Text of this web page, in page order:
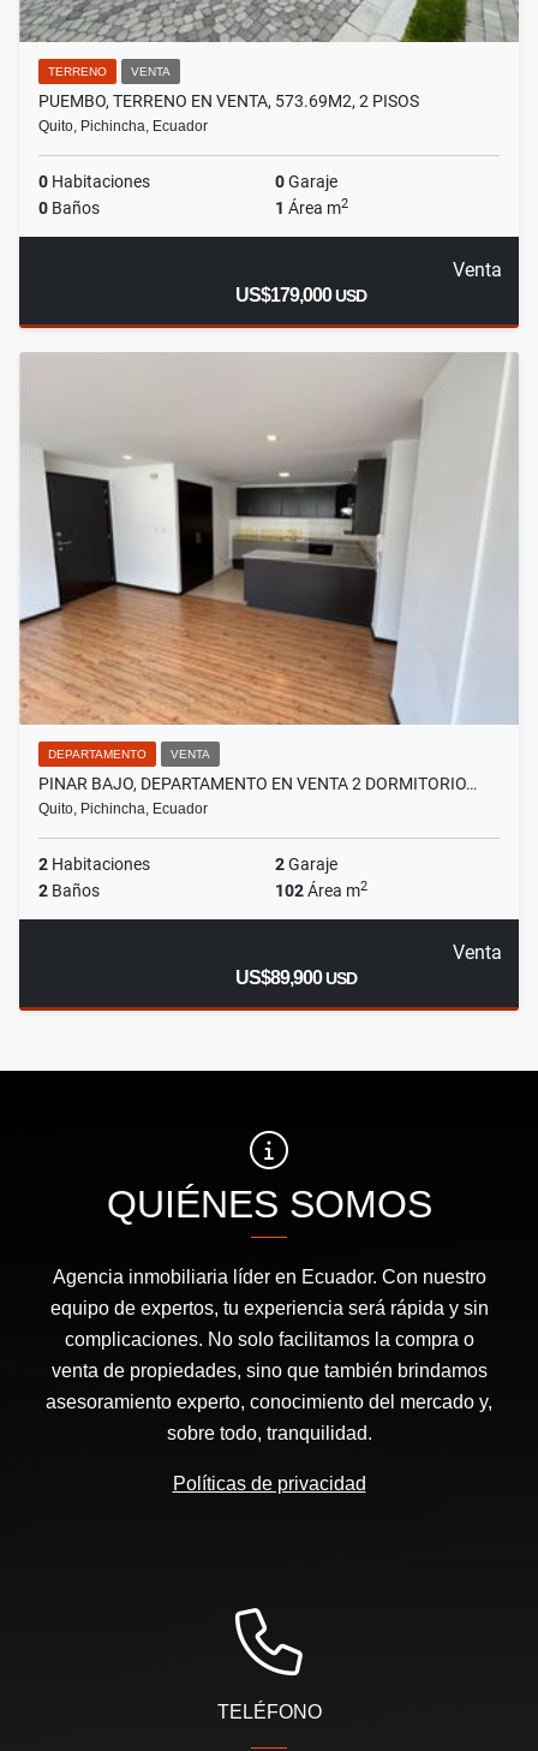
TERRENO VENTA
PUEMBO, TERRENO EN VENTA, 573.69M2, 2 PISOS
Quito, Pichincha, Ecuador
0 Habitaciones 0Garaje
0 Baños 1 Área m2
Venta
US$179,000USD
DEPARTAMENTO VENTA
PINAR BAJO, DEPARTAMENTO EN VENTA 2 DORMITORIO…
Quito, Pichincha, Ecuador
2 Habitaciones 2Garaje
2 Baños 102Área m2
Venta
US$89,900USD
QUIÉNES SOMOS
Agencia inmobiliaria líder en Ecuador. Con nuestro
equipo de expertos, tu experiencia será rápida y sin
complicaciones. No solo facilitamos la compra o
venta de propiedades, sino que también brindamos
asesoramiento experto, conocimiento del mercado y,
sobre todo, tranquilidad.
Políticas de privacidad
TELÉFONO